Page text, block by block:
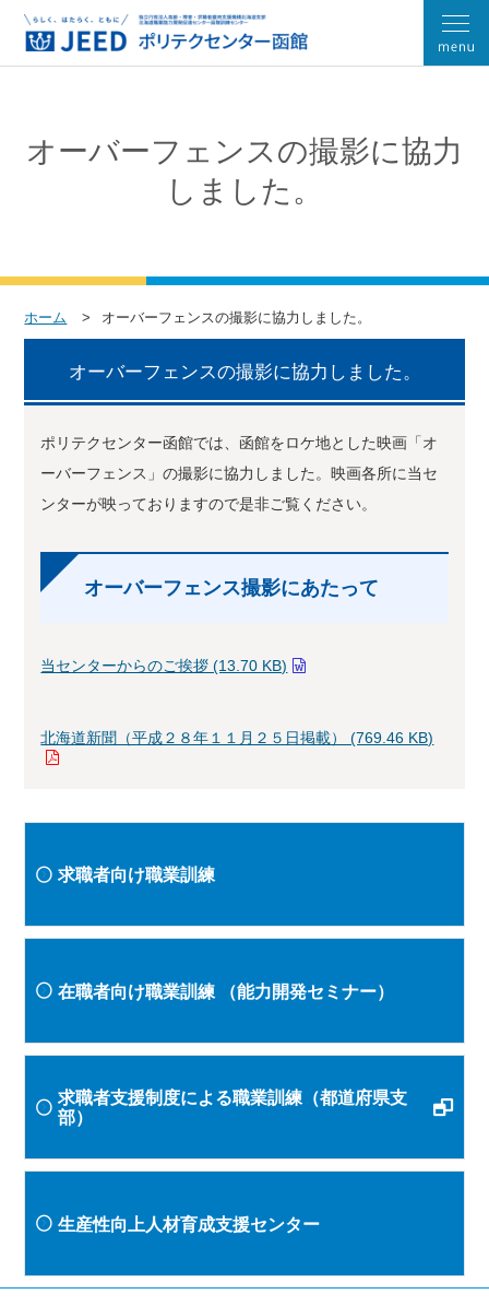
オーバーフェンスの撮影に協力
しました。
ホーム オーバーフェンスの撮影に協力しました。
オーバーフェンスの撮影に協力しました。
ポリテクセンター函館では、函館をロケ地とした映画「オ
ーバーフェンス」の撮影に協力しました。映画各所に当セ
ンターが映っておりますので是非ご覧ください。
オーバーフェンス撮影にあたって
当センターからのご挨拶 (13.70 KB)
北海道新聞（平成２８年１１月２５日掲載） (769.46 KB)
求職者向け職業訓練
在職者向け職業訓練 （能力開発セミナー）
求職者支援制度による職業訓練（都道府県支
部）
生産性向上人材育成支援センター